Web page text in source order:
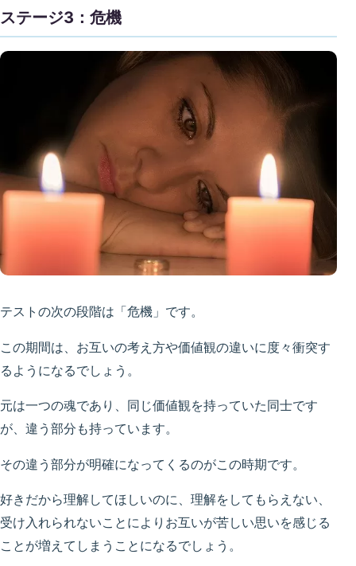
ステージ3：危機
テストの次の段階は「危機」です。
この期間は、お互いの考え方や価値観の違いに度々衝突す
るようになるでしょう。
元は一つの魂であり、同じ価値観を持っていた同士です
が、違う部分も持っています。
その違う部分が明確になってくるのがこの時期です。
好きだから理解してほしいのに、理解をしてもらえない、
受け入れられないことによりお互いが苦しい思いを感じる
ことが増えてしまうことになるでしょう。